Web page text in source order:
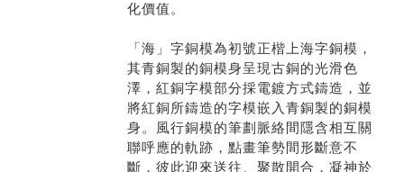
化價值。
「海」字銅模為初號正楷上海字銅模，
其青銅製的銅模身呈現古銅的光滑色
澤，紅銅字模部分採電鍍方式鑄造，並
將紅銅所鑄造的字模嵌入青銅製的銅模
身。風行銅模的筆劃脈絡間隱含相互關
聯呼應的軌跡，點畫筆勢間形斷意不
斷，彼此迎來送往、聚散開合，凝神於